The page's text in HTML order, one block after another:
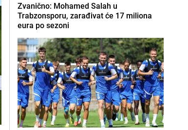
Zvanično: Mohamed Salah u
Trabzonsporu, zarađivat će 17 miliona
eura po sezoni